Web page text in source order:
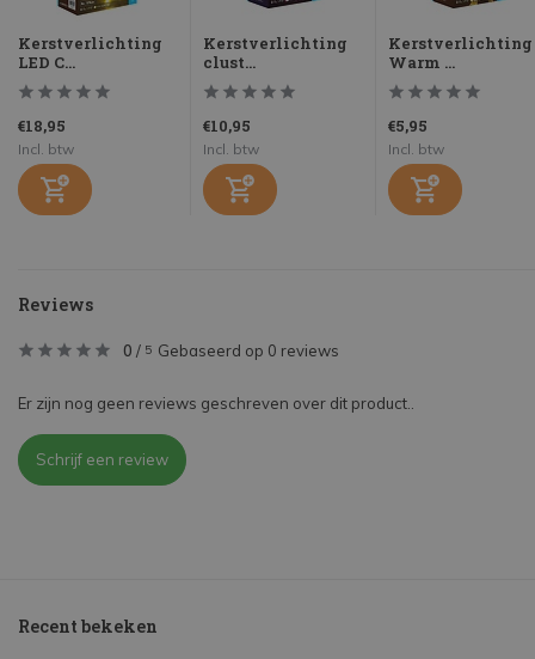
Kerstverlichting
LED C...
€18,95
Incl. btw
Kerstverlichting
clust...
€10,95
Incl. btw
Kerstverlichting
Warm ...
€5,95
Incl. btw
Reviews
0 / 5 Gebaseerd op 0 reviews
Er zijn nog geen reviews geschreven over dit product..
Schrijf een review
Recent bekeken